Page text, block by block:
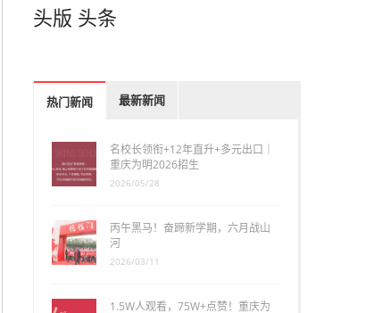
头版 头条
热门新闻 最新新闻
名校长领衔+12年直升+多元出口｜
重庆为明2026招生
2026/05/28
丙午黑马！奋蹄新学期，六月战山
河
2026/03/11
1.5W人观看，75W+点赞！重庆为